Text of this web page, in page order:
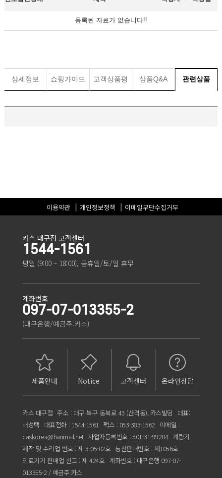
등록된 자료가 없습니다!!
상세정보 쇼핑가이드 고객상품평 상품Q&A 관련상품
이용약관 개인정보정책 이메일무단수집거부
카스 대구점 고객센터
1544-1561
평일 (9:00 ~ 18:00), 공휴일/토/일 휴무
계좌번호
097-07-013355-2
(대구은행/예금주:카스)
제품안내 Notice 고객센터 온라인상담
카스 대구점 주소 : 대구 북구 동북로 43 (산격동), 카스빌딩
대표:
배성택
대표전화 : 1544-1561 팩스 : 053-383-1562 이메일 :
caskorea@hanmail.net 사업자등록번호 : 501-31-99204 계량기
제작 및 수리업 번호 : 제 3-05-02호 통신판매번호 : 제1056호
의료기기 판매업 신고 : 제 424호 계좌번호 : 대구은행 097-07-
013355-2 / 예금주:카스